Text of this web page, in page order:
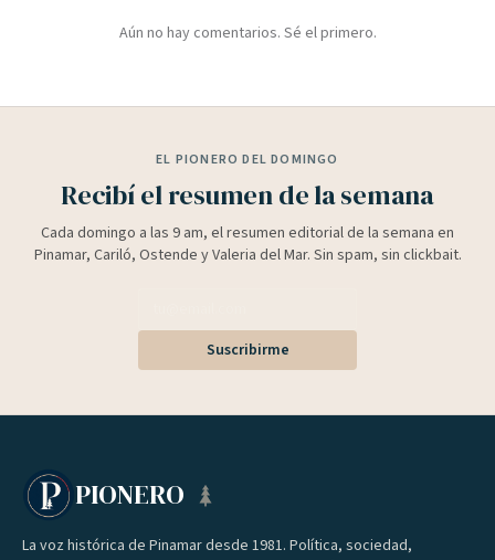
Aún no hay comentarios. Sé el primero.
EL PIONERO DEL DOMINGO
Recibí el resumen de la semana
Cada domingo a las 9 am, el resumen editorial de la semana en
Pinamar, Cariló, Ostende y Valeria del Mar. Sin spam, sin clickbait.
Suscribirme
PIONERO
La voz histórica de Pinamar desde 1981. Política, sociedad,